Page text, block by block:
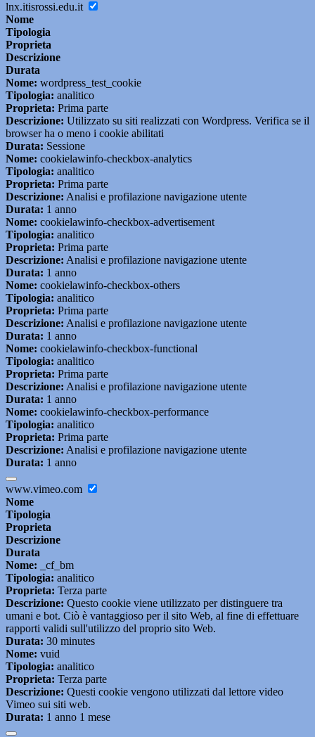
lnx.itisrossi.edu.it
Nome
Tipologia
Proprieta
Descrizione
Durata
Nome: wordpress_test_cookie
Tipologia: analitico
Proprieta: Prima parte
Descrizione: Utilizzato su siti realizzati con Wordpress. Verifica se il
browser ha o meno i cookie abilitati
Durata: Sessione
Nome: cookielawinfo-checkbox-analytics
Tipologia: analitico
Proprieta: Prima parte
Descrizione: Analisi e profilazione navigazione utente
Durata: 1 anno
Nome: cookielawinfo-checkbox-advertisement
Tipologia: analitico
Proprieta: Prima parte
Descrizione: Analisi e profilazione navigazione utente
Durata: 1 anno
Nome: cookielawinfo-checkbox-others
Tipologia: analitico
Proprieta: Prima parte
Descrizione: Analisi e profilazione navigazione utente
Durata: 1 anno
Nome: cookielawinfo-checkbox-functional
Tipologia: analitico
Proprieta: Prima parte
Descrizione: Analisi e profilazione navigazione utente
Durata: 1 anno
Nome: cookielawinfo-checkbox-performance
Tipologia: analitico
Proprieta: Prima parte
Descrizione: Analisi e profilazione navigazione utente
Durata: 1 anno
www.vimeo.com
Nome
Tipologia
Proprieta
Descrizione
Durata
Nome: _cf_bm
Tipologia: analitico
Proprieta: Terza parte
Descrizione: Questo cookie viene utilizzato per distinguere tra
umani e bot. Ciò è vantaggioso per il sito Web, al fine di effettuare
rapporti validi sull'utilizzo del proprio sito Web.
Durata: 30 minutes
Nome: vuid
Tipologia: analitico
Proprieta: Terza parte
Descrizione: Questi cookie vengono utilizzati dal lettore video
Vimeo sui siti web.
Durata: 1 anno 1 mese